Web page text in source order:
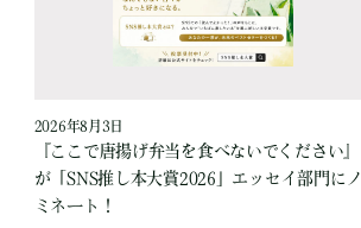
2026年8月3日
『ここで唐揚げ弁当を食べないでください』
が「SNS推し本大賞2026」エッセイ部門にノ
ミネート！